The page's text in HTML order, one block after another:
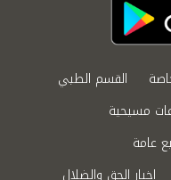
القسم الطبي
مسيحية
عامة
اخبار الحق والضلال